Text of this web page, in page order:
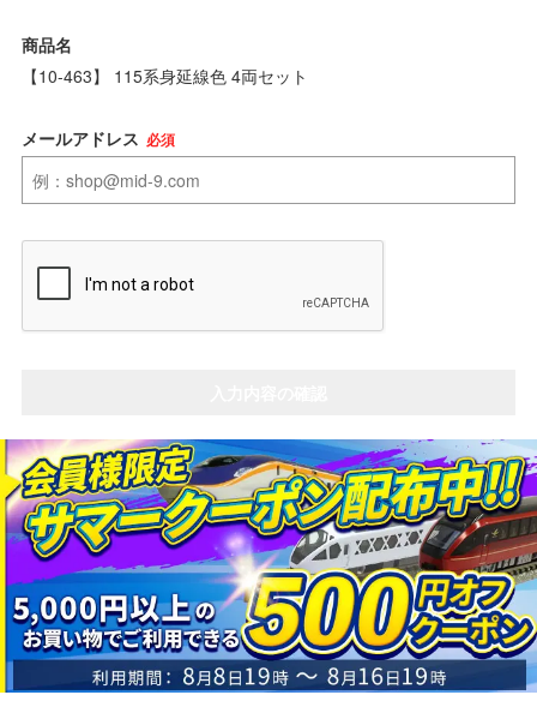
TTC
セール品・キャンペーン
中部 関西
中国・四国 九州・沖縄
お役立ち情報
商品名
【10-463】 115系身延線色 4両セット
メールアドレス 必須